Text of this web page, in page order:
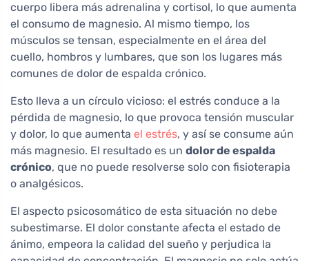
cuerpo libera más adrenalina y cortisol, lo que aumenta
el consumo de magnesio. Al mismo tiempo, los
músculos se tensan, especialmente en el área del
cuello, hombros y lumbares, que son los lugares más
comunes de dolor de espalda crónico.
Esto lleva a un círculo vicioso: el estrés conduce a la
pérdida de magnesio, lo que provoca tensión muscular
y dolor, lo que aumenta el estrés, y así se consume aún
más magnesio. El resultado es un dolor de espalda
crónico, que no puede resolverse solo con fisioterapia
o analgésicos.
El aspecto psicosomático de esta situación no debe
subestimarse. El dolor constante afecta el estado de
ánimo, empeora la calidad del sueño y perjudica la